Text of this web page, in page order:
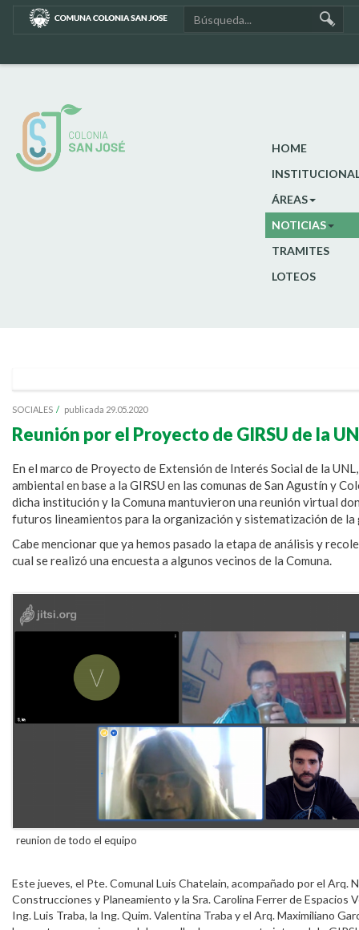
HOME
ÁREAS
NOTICIAS
TRAMITES
LOTEOS
SOCIALES / publicada 29.05.2020
Reunión por el Proyecto de GIRSU de la
En el marco de Proyecto de Extensión de Interés Social de la
ambiental en base a la GIRSU en las comunas de San Agustín y
dicha institución y la Comuna mantuvieron una reunión virtual
futuros lineamientos para la organización y sistematización de la
Cabe mencionar que ya hemos pasado la etapa de análisis y
cual se realizó una encuesta a algunos vecinos de la Comuna.
reunion de todo el equipo
Este jueves, el Pte. Comunal Luis Chatelain, acompañado por el Arq.
Construcciones y Planeamiento y la Sra. Carolina Ferrer de Espacios
Ing. Luis Traba, la Ing. Quim. Valentina Traba y el Arq. Maximiliano